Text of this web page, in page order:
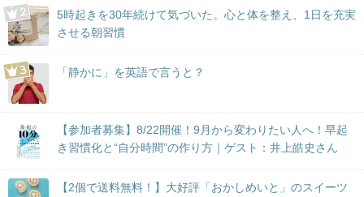
5時起きを30年続けて気づいた。心と体を整え、1日を充実
させる朝習慣
「静かに」を英語で言うと？
【参加者募集】8/22開催！9月から変わりたい人へ！早起
き習慣化と“自分時間”の作り方｜ゲスト：井上皓史さん
【2個で送料無料！】大好評「おかしめいと」のスイーツ